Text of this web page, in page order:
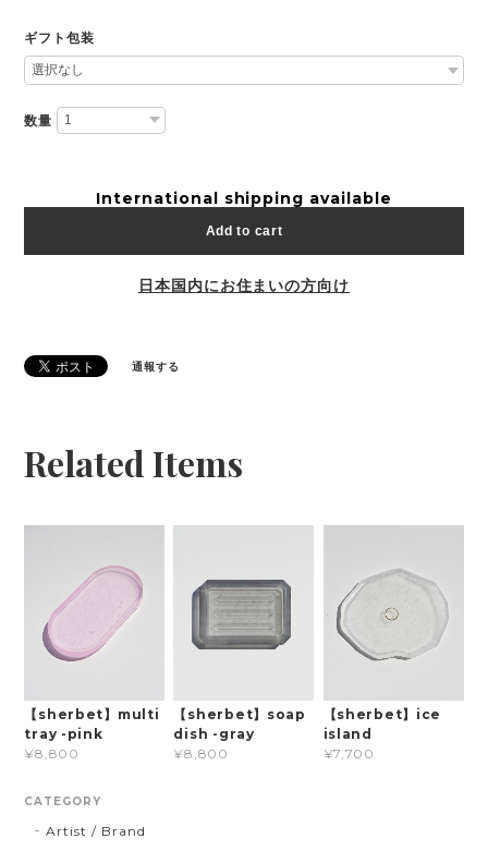
ギフト包装
数量
International shipping available
Add to cart
日本国内にお住まいの方向け
通報する
Related Items
【sherbet】multi
tray -pink
¥8,800
【sherbet】soap
dish -gray
¥8,800
【sherbet】ice
island
¥7,700
CATEGORY
Artist / Brand